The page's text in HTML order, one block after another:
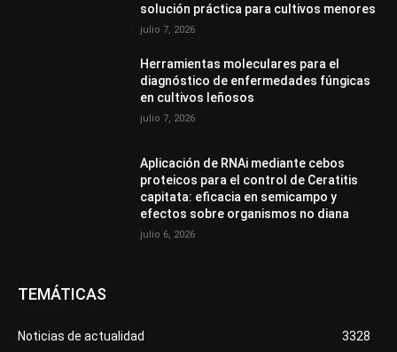
solución práctica para cultivos menores
julio 7, 2026
Herramientas moleculares para el
diagnóstico de enfermedades fúngicas
en cultivos leñosos
julio 7, 2026
Aplicación de RNAi mediante cebos
proteicos para el control de Ceratitis
capitata: eficacia en semicampo y
efectos sobre organismos no diana
julio 6, 2026
TEMÁTICAS
Noticias de actualidad
3328